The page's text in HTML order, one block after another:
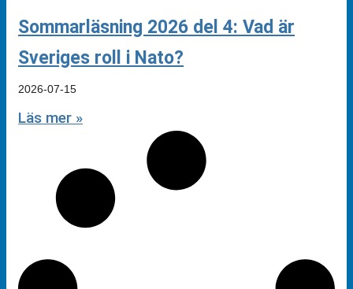
Sommarläsning 2026 del 4: Vad är
Sveriges roll i Nato?
2026-07-15
Läs mer »